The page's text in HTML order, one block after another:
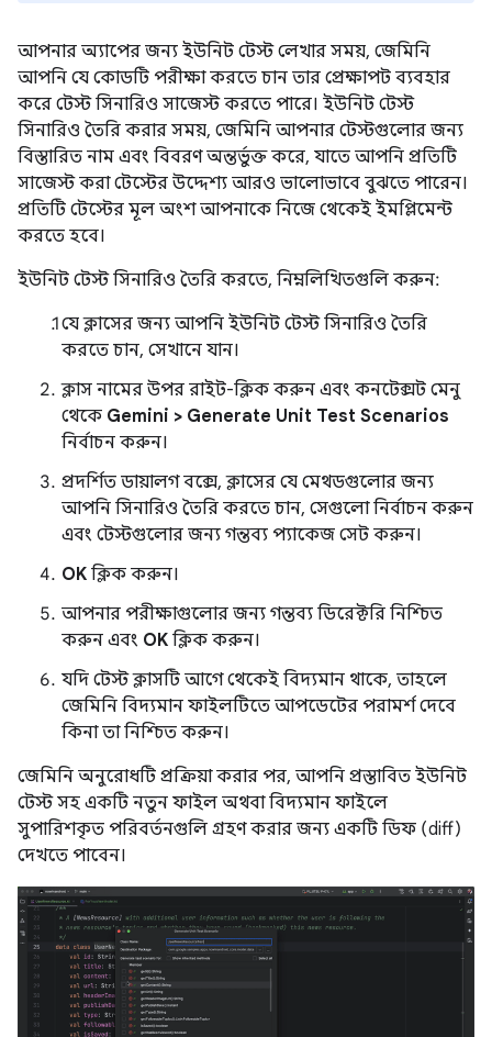
আপনার অ্যাপের জন্য ইউনিট টেস্ট লেখার সময়, জেমিনি
আপনি যে কোডটি পরীক্ষা করতে চান তার প্রেক্ষাপট ব্যবহার
করে টেস্ট সিনারিও সাজেস্ট করতে পারে। ইউনিট টেস্ট
সিনারিও তৈরি করার সময়, জেমিনি আপনার টেস্টগুলোর জন্য
বিস্তারিত নাম এবং বিবরণ অন্তর্ভুক্ত করে, যাতে আপনি প্রতিটি
সাজেস্ট করা টেস্টের উদ্দেশ্য আরও ভালোভাবে বুঝতে পারেন।
প্রতিটি টেস্টের মূল অংশ আপনাকে নিজে থেকেই ইমপ্লিমেন্ট
করতে হবে।
ইউনিট টেস্ট সিনারিও তৈরি করতে, নিম্নলিখিতগুলি করুন:
যে ক্লাসের জন্য আপনি ইউনিট টেস্ট সিনারিও তৈরি
করতে চান, সেখানে যান।
ক্লাস নামের উপর রাইট-ক্লিক করুন এবং কনটেক্সট মেনু
থেকে Gemini > Generate Unit Test Scenarios
নির্বাচন করুন।
প্রদর্শিত ডায়ালগ বক্সে, ক্লাসের যে মেথডগুলোর জন্য
আপনি সিনারিও তৈরি করতে চান, সেগুলো নির্বাচন করুন
এবং টেস্টগুলোর জন্য গন্তব্য প্যাকেজ সেট করুন।
OK ক্লিক করুন।
আপনার পরীক্ষাগুলোর জন্য গন্তব্য ডিরেক্টরি নিশ্চিত
করুন এবং OK ক্লিক করুন।
যদি টেস্ট ক্লাসটি আগে থেকেই বিদ্যমান থাকে, তাহলে
জেমিনি বিদ্যমান ফাইলটিতে আপডেটের পরামর্শ দেবে
কিনা তা নিশ্চিত করুন।
জেমিনি অনুরোধটি প্রক্রিয়া করার পর, আপনি প্রস্তাবিত ইউনিট
টেস্ট সহ একটি নতুন ফাইল অথবা বিদ্যমান ফাইলে
সুপারিশকৃত পরিবর্তনগুলি গ্রহণ করার জন্য একটি ডিফ (diff)
দেখতে পাবেন।